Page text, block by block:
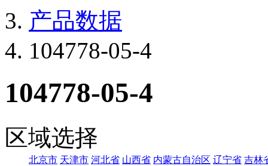
产品数据
104778-05-4
104778-05-4
区域选择
北京市 天津市 河北省 山西省 内蒙古自治区 辽宁省 吉林